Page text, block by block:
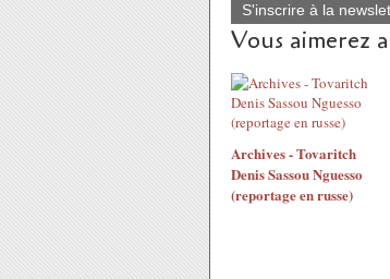
S'inscrire à la
Vous aimerez
Archives - Tovaritch
Denis Sassou Nguesso
(reportage en russe)